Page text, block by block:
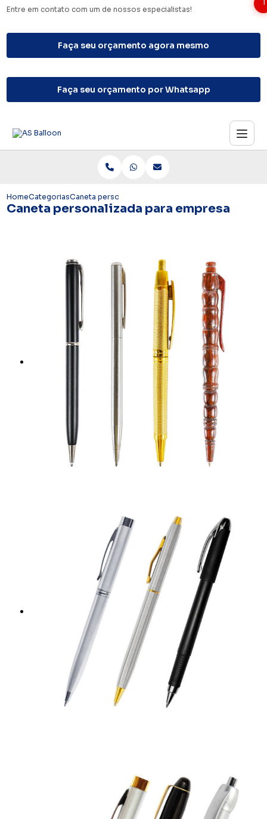
Entre em contato com um de nossos especialistas!
Faça seu orçamento agora mesmo
Faça seu orçamento por Whatsapp
HomeCategoriasCaneta personalizada para empresa
Caneta personalizada para empresa
1